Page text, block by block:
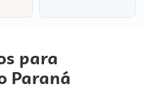
para
Paraná